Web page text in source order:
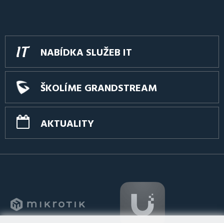
NABÍDKA SLUŽEB IT
ŠKOLÍME GRANDSTREAM
AKTUALITY